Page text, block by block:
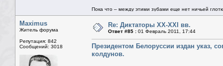
Пока что – между этими зубами еще нет ничьей
Maximus
Житель форума
Репутация: 842
Сообщений: 3018
Re: Диктаторы XX-XXI вв.
Ответ #85 : 01 Февраль 2011, 17:44
Президентом Белоруссии издан указ,
колдунов.